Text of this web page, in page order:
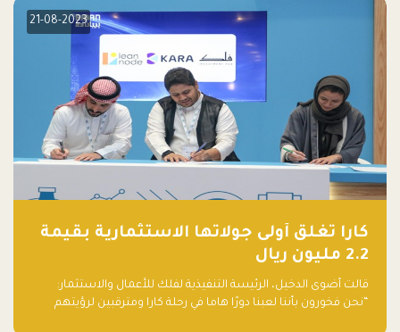
21-08-2023
كارا تغلق أولى جولاتها الاستثمارية بقيمة
2.2 مليون ريال
قالت أضوى الدخيل، الرئيسة التنفيذية لفلك للأعمال والاستثمار:
“نحن فخورون بأننا لعبنا دورًا هاما في رحلة كارا ومترقبين لرؤيتهم